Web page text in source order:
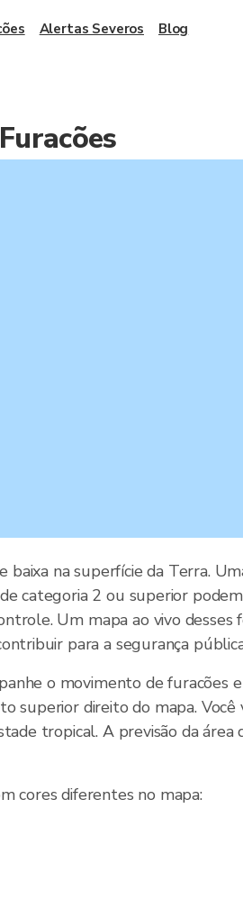
na superfície da Terra.
categoria 2 ou superior
Um mapa ao vivo desses
para a segurança
o movimento de furacões
superior direito do mapa.
tropical. A previsão da
cores diferentes no mapa:
Alertas Severos Blog